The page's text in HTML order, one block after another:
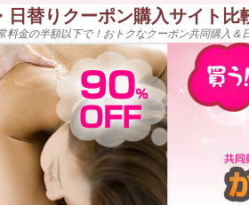
替りクーポン購入サイト比
金の半額以下で！おトクなクーポン共同購入＆